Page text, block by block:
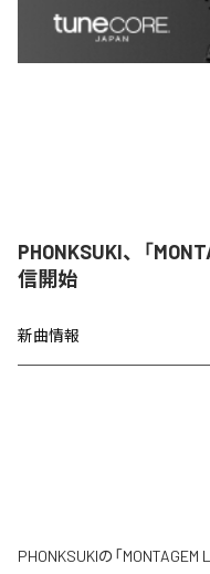
PHONKSUKI、「
信開始
新曲情報
PHONKSUKIの「